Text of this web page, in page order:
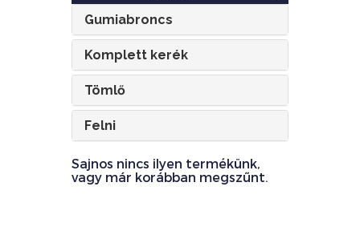
Gumiabroncs
Komplett kerék
Tömlő
Felni
Sajnos nincs ilyen termékünk,
vagy már korábban megszűnt.